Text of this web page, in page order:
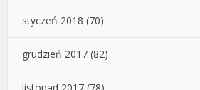
styczeń 2018 (70)
grudzień 2017 (82)